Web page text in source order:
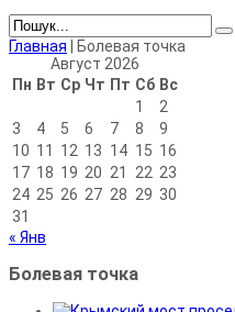
Главная
Болевая точка
Август 2026
Пн Вт Ср Чт Пт Сб Вс
1
2
3
4 5 6 7 8
9
10 11 12 13 14 15 16
17 18 19 20 21 22 23
24 25 26 27 28 29 30
31
« Янв
Болевая точка